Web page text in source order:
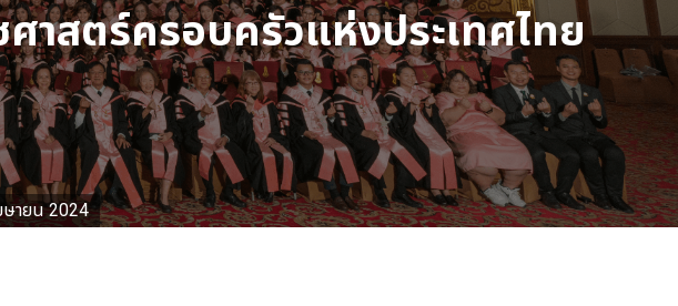
าสตร์ครอบครัวแห่งประเทศไทย
ษายน 2024